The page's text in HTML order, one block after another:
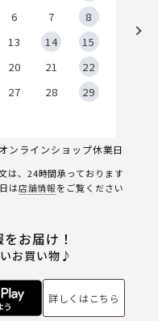
6 7
8
13 14
15
20 21
22
27 28
29
オンラインショップ休業日
は、24時間承っております
は店舗情報をご覧ください
お届け！
お買い物♪
詳しくはこちら